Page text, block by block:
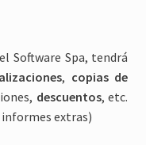
Software Spa, tendrá
, copias de
descuentos, etc.
informes extras)